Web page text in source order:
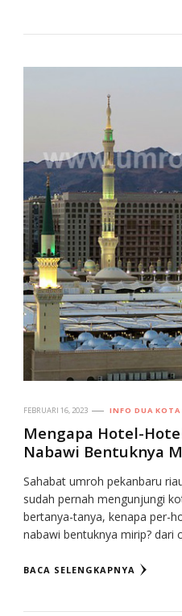
FEBRUARI 16, 2023 INFO DUA KOTA
Mengapa Hotel-
Nabawi Bentuknya
Sahabat umroh pekanbaru
sudah pernah mengunjungi
bertanya-tanya, kenapa per-
nabawi bentuknya mirip? dari
BACA SELENGKAPNYA